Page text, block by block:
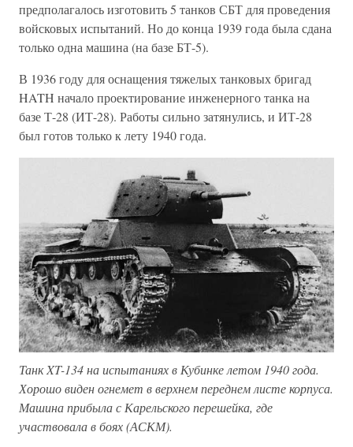
предполагалось изготовить 5 танков СБТ для проведения
войсковых испытаний. Но до конца 1939 года была сдана
только одна машина (на базе БТ-5).
В 1936 году для оснащения тяжелых танковых бригад
HATH начало проектирование инженерного танка на
базе Т-28 (ИТ-28). Работы сильно затянулись, и ИТ-28
был готов только к лету 1940 года.
Танк XT-134 на испытаниях в Кубинке летом 1940 года.
Хорошо виден огнемет в верхнем переднем листе корпуса.
Машина прибыла с Карельского перешейка, где
участвовала в боях (АСКМ).